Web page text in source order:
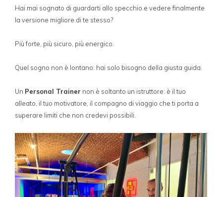
Hai mai sognato di guardarti allo specchio e vedere finalmente
la versione migliore di te stesso?
Più forte, più sicuro, più energico.
Quel sogno non è lontano: hai solo bisogno della giusta guida.
Un Personal Trainer non è soltanto un istruttore: è il tuo
alleato, il tuo motivatore, il compagno di viaggio che ti porta a
superare limiti che non credevi possibili.